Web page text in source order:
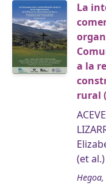
La
a la
rural
(et al.)